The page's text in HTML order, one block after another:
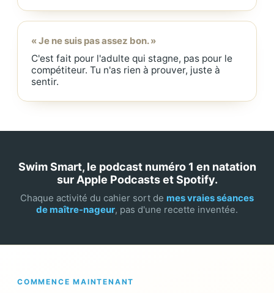
« Je ne suis pas assez bon. »
C'est fait pour l'adulte qui stagne, pas pour le
compétiteur. Tu n'as rien à prouver, juste à
sentir.
Swim Smart, le podcast numéro 1 en natation
sur Apple Podcasts et Spotify.
Chaque activité du cahier sort de mes vraies séances
de maître-nageur, pas d'une recette inventée.
COMMENCE MAINTENANT